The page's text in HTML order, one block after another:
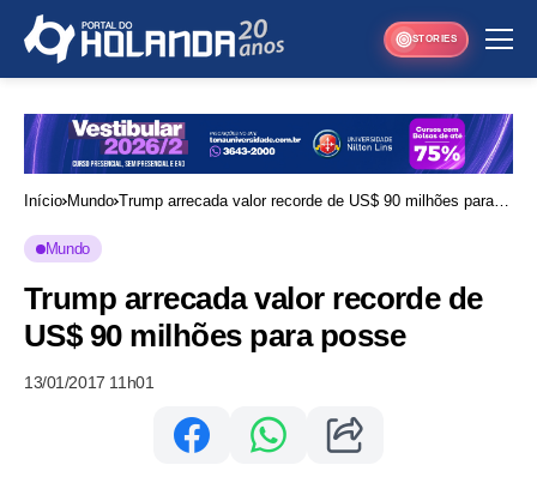
STORIES
Início Mundo Trump arrecada valor recorde de US$ 90 milhões para
Mundo
Trump arrecada valor recorde de
US$ 90 milhões para posse
13/01/2017 11h01